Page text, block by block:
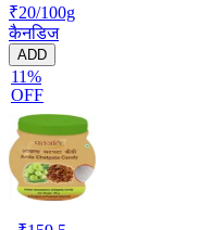
₹20/100g
कैनडिज
ADD
11%
OFF